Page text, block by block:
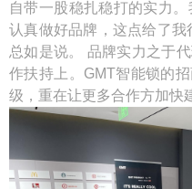
自带一股稳扎稳打的实力
认真做好品牌，这点给了我
总如是说。 品牌实力之于
作扶持上。GMT智能锁的
级，重在让更多合作方加快